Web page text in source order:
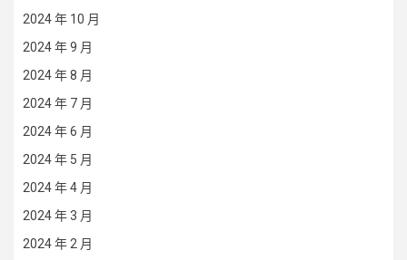
2024 年 10 月
2024 年 9 月
2024 年 8 月
2024 年 7 月
2024 年 6 月
2024 年 5 月
2024 年 4 月
2024 年 3 月
2024 年 2 月